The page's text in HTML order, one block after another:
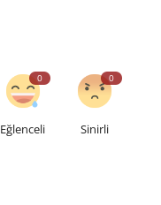
0
Eğlenceli
0
Sinirli